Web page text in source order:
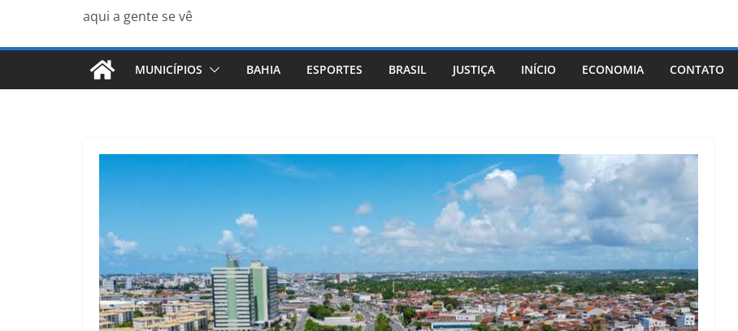
aqui a gente se vê
MUNICÍPIOS BAHIA ESPORTES BRASIL JUSTIÇA INÍCIO ECONOMIA CONTATO